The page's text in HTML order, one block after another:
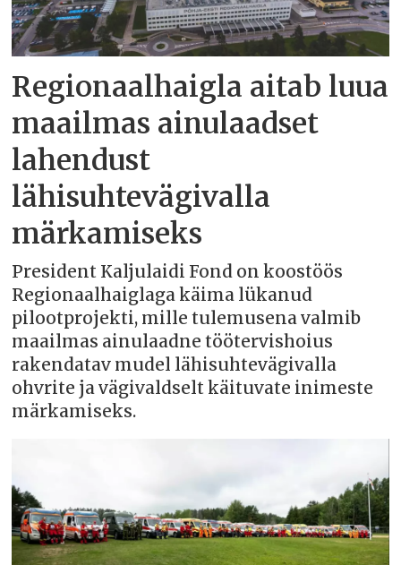
Regionaalhaigla aitab luua
maailmas ainulaadset
lahendust
lähisuhtevägivalla
märkamiseks
President Kaljulaidi Fond on koostöös
Regionaalhaiglaga käima lükanud
pilootprojekti, mille tulemusena valmib
maailmas ainulaadne töötervishoius
rakendatav mudel lähisuhtevägivalla
ohvrite ja vägivaldselt käituvate inimeste
märkamiseks.